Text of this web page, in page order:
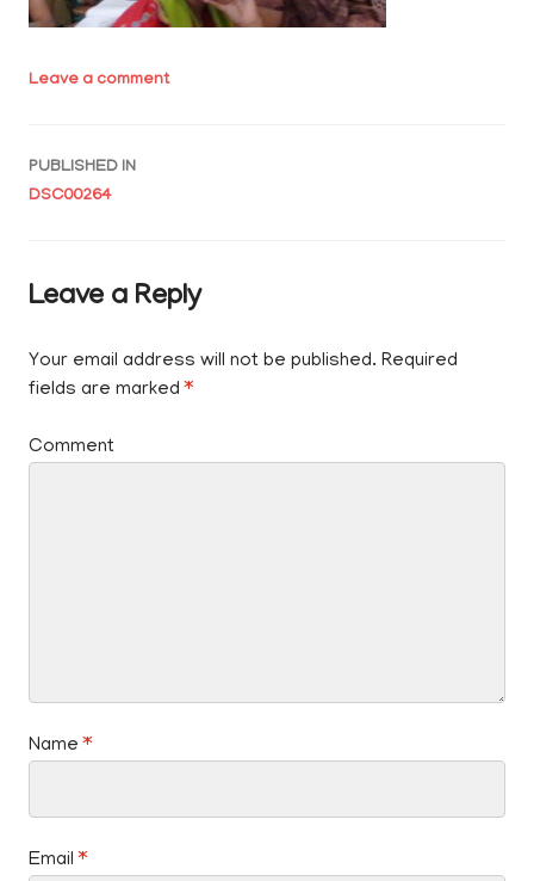
Leave a comment
Post
PUBLISHED IN
DSC00264
Leave a Reply
Your email address will not be published. Required
fields are marked*
Comment
Name*
Email*